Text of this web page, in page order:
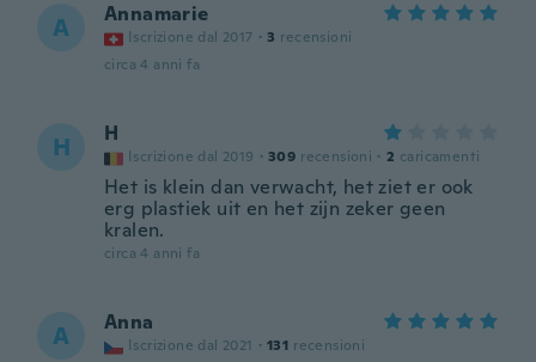
A Annamarie
Iscrizione dal 2017 · 3 recensioni
circa 4 anni fa
H H
Iscrizione dal 2019 · 309 recensioni · 2 caricamenti
Het is klein dan verwacht, het ziet er ook
erg plastiek uit en het zijn zeker geen
kralen.
circa 4 anni fa
A Anna
Iscrizione dal 2021 · 131 recensioni